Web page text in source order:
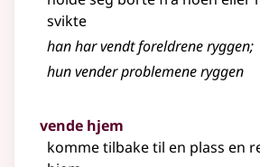
svikte
han har vendt foreldrene ryggen;
hun vender problemene ryggen
vende hjem
komme tilbake til en plass en